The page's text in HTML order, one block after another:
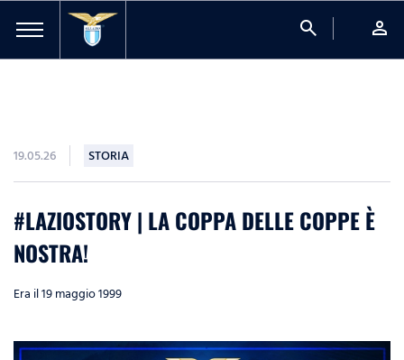
search person
19.05.26 STORIA
#LAZIOSTORY | LA COPPA DELLE COPPE È
NOSTRA!
Era il 19 maggio 1999